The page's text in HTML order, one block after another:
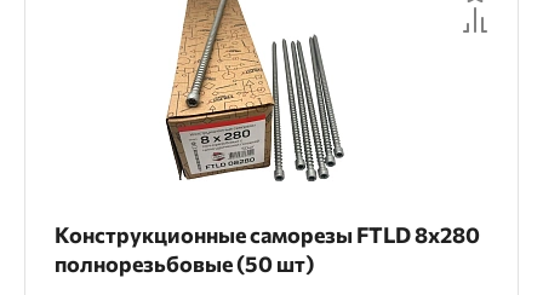
Для напольных покрытий
Для пильных станков
Для пневматических пистолетов
Для торцовочных пил
Для циркулярных пил
Каркасное домостроение
Конструкционные саморезы FTLD 8х280
полнорезьбовые (50 шт)